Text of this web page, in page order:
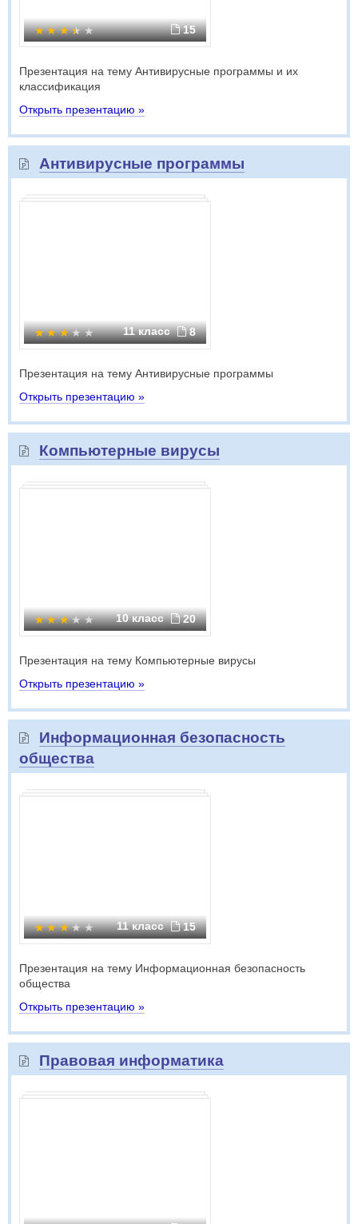
15
Презентация на тему Антивирусные программы и их
классификация
Открыть презентацию »
Антивирусные программы
11 класс 8
Презентация на тему Антивирусные программы
Открыть презентацию »
Компьютерные вирусы
10 класс 20
Презентация на тему Компьютерные вирусы
Открыть презентацию »
Информационная безопасность
общества
11 класс 15
Презентация на тему Информационная безопасность
общества
Открыть презентацию »
Правовая информатика